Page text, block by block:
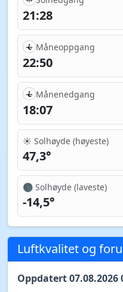
21:28
Måneoppgang
22:50
Månenedgang
18:07
☀️ Solhøyde (høyeste)
47,3°
🌑 Solhøyde (laveste)
-14,5°
Luftkvalitet og
Oppdatert 07.08.2026